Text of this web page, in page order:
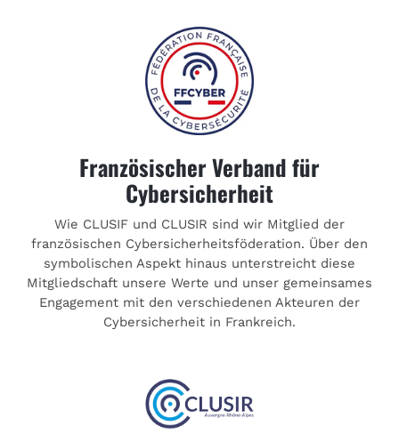
Französischer Verband für
Cybersicherheit
Wie CLUSIF und CLUSIR sind wir Mitglied der
französischen Cybersicherheitsföderation. Über den
symbolischen Aspekt hinaus unterstreicht diese
Mitgliedschaft unsere Werte und unser gemeinsames
Engagement mit den verschiedenen Akteuren der
Cybersicherheit in Frankreich.